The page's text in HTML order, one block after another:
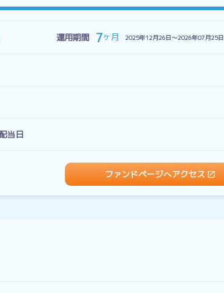
運用期間 7ヶ月 2025年12月26日〜2026年07月25日
当日
ファンドページへアクセス